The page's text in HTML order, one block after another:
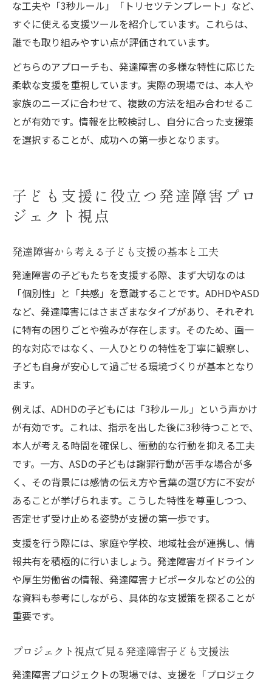
な工夫や「3秒ルール」「トリセツテンプレート」など、
すぐに使える支援ツールを紹介しています。これらは、
誰でも取り組みやすい点が評価されています。
どちらのアプローチも、発達障害の多様な特性に応じた
柔軟な支援を重視しています。実際の現場では、本人や
家族のニーズに合わせて、複数の方法を組み合わせるこ
とが有効です。情報を比較検討し、自分に合った支援策
を選択することが、成功への第一歩となります。
子ども支援に役立つ発達障害プロ
ジェクト視点
発達障害から考える子ども支援の基本と工夫
発達障害の子どもたちを支援する際、まず大切なのは
「個別性」と「共感」を意識することです。ADHDやASD
など、発達障害にはさまざまなタイプがあり、それぞれ
に特有の困りごとや強みが存在します。そのため、画一
的な対応ではなく、一人ひとりの特性を丁寧に観察し、
子ども自身が安心して過ごせる環境づくりが基本となり
ます。
例えば、ADHDの子どもには「3秒ルール」という声かけ
が有効です。これは、指示を出した後に3秒待つことで、
本人が考える時間を確保し、衝動的な行動を抑える工夫
です。一方、ASDの子どもは謝罪行動が苦手な場合が多
く、その背景には感情の伝え方や言葉の選び方に不安が
あることが挙げられます。こうした特性を尊重しつつ、
否定せず受け止める姿勢が支援の第一歩です。
支援を行う際には、家庭や学校、地域社会が連携し、情
報共有を積極的に行いましょう。発達障害ガイドライン
や厚生労働省の情報、発達障害ナビポータルなどの公的
な資料も参考にしながら、具体的な支援策を探ることが
重要です。
プロジェクト視点で見る発達障害子ども支援法
発達障害プロジェクトの現場では、支援を「プロジェク